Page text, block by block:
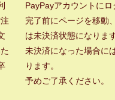
PayPayアカウントに
完了前にページを移動
は未決済状態になります
未決済になった場合に
ります。
予めご了承ください。